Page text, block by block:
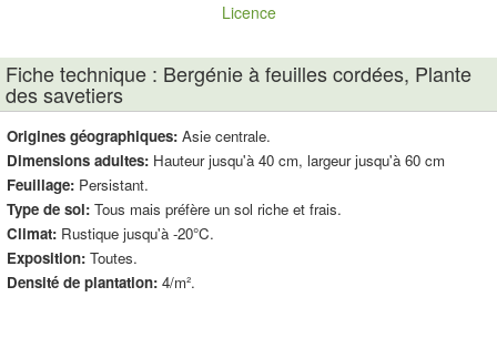
Licence
Fiche technique : Bergénie à feuilles cordées, Plante
des savetiers
Origines géographiques: Asie centrale.
Dimensions adultes: Hauteur jusqu'à 40 cm, largeur jusqu'à 60 cm
Feuillage: Persistant.
Type de sol: Tous mais préfère un sol riche et frais.
Climat: Rustique jusqu'à -20°C.
Exposition: Toutes.
Densité de plantation: 4/m².